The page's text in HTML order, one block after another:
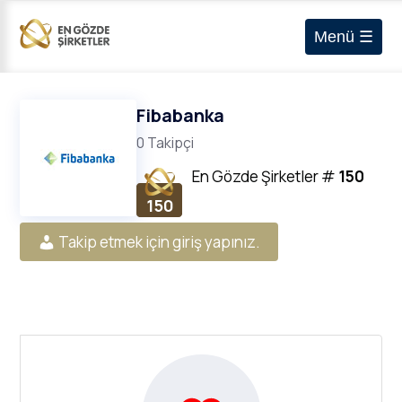
Menü ☰
Fibabanka
0 Takipçi
150
En Gözde Şirketler# 150
Takip etmek için giriş yapınız.